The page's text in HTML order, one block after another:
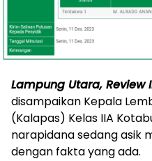
Lampung Utara, Review
disampaikan Kepala
(Kalapas) Kelas IIA
narapidana sedang asik
dengan fakta yang ada.